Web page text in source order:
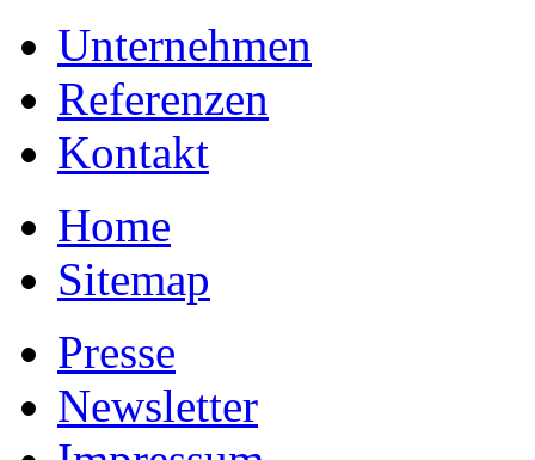
Unternehmen
Referenzen
Kontakt
Home
Sitemap
Presse
Newsletter